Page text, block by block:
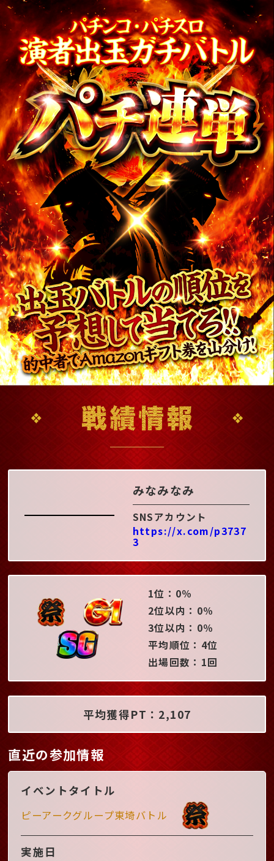
みなみなみ
SNSアカウント
https://x.com/p3737
3
1位：0％
2位以内：0％
3位以内：0％
平均順位：4位
出場回数：1回
平均獲得PT：2,107
直近の参加情報
イベントタイトル
ピーアークグループ東埼バトル
実施日